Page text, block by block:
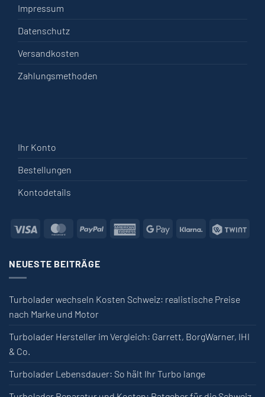
Impressum
Datenschutz
Versandkosten
Zahlungsmethoden
Ihr Konto
Bestellungen
Kontodetails
Visa MasterCardPayPal American Express
Google PayKlarna
NEUESTE BEITRÄGE
Turbolader wechseln Kosten Schweiz: realistische Preise
nach Marke und Motor
Turbolader Hersteller im Vergleich: Garrett, BorgWarner, IHI
& Co.
Turbolader Lebensdauer: So hält Ihr Turbo lange